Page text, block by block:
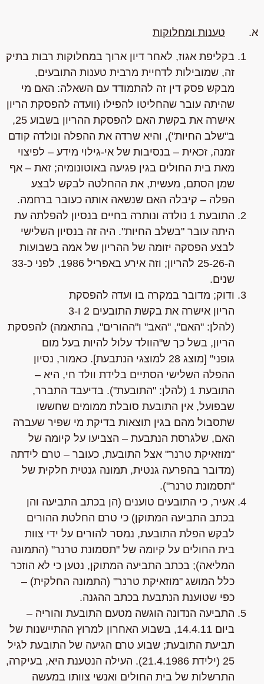
א. טענות ומחלוקות
בקליפת אגוז, לאחר דיון ארוך במחלוקות רבות בתיק
זה, שמובילות לדחיית מרבית טענות התובעים,
מבקש פסק דין זה להתמודד עם השאלה: האם מי
שהיתה עובר שהחליטו להפילו(וועדה להפסקת הריון
אישרה את בקשת האם להפסקת ההריון בשבוע 25,
ב"שלב החיות"), והיא שרדה את ההפלה ונולדה קודם
זמנה, זכאית – בנסיבות של אי-גילוי מידע – לפיצוי
מאת בית החולים בגין פגיעה באוטונומיה; זאת – אף
שמן הסתם, מעשית, את ההחלטה לבקש לבצע
הפלה – קיבלה האם שנשאה אותה כעובר ברחמה.
התובעת 1 נולדה ונותרה בחיים בנסיון להפלתה עת
היתה עובר "בשלב החיות".היה זה בנסיון השלישי
לבצע הפסקה יזומה של ההריון של אמה בשבועות
ה-25-26 להריון;
וזה אירע באפריל 1986, לפני כ-33
שנים.
ודוק; מדובר במקרה בו ועדה להפסקת
הריון אישרה
את בקשת התובעים 2 ו-3
(להלן: "האם", "האב"ו"ההורים", בהתאמה) להפסקת
הריון, בשל כך ש"הוולד עלול להיות בעל מום
גופני"
[מוצג 28 למוצגי הנתבעת]. כאמור, נסיון
ההפלה השלישי הסתיים בלידת וולד חי, היא –
התובעת 1 (להלן:
"התובעת"). בדיעבד התברר,
שבפועל, אין התובעת סובלת ממומים שחששו
שתסבול מהם בגין תוצאות בדיקת מי שפיר שעברה
האם, שלגרסת הנתבעת – הצביעו על קיומה של
"מוזאיקת טרנר" אצל התובעת, כעובר – טרם לידתה
(מדובר בהפרעה גנטית, תמונה גנטית חלקית של
"תסמונת טרנר").
אעיר, כי התובעים טוענים (הן בכתב התביעה והן
בכתב התביעה המתוקן) כי טרם החלטת ההורים
לבקש הפלת התובעת, נמסר להורים על ידי צוות
בית החולים על קיומה של "תסמונת טרנר" (התמונה
המליאה); בכתב התביעה המתוקן, נטען כי לא הוזכר
כלל המושג "מוזאיקת טרנר" (התמונה החלקית) –
כפי שטוענת הנתבעת בכתב ההגנה.
התביעה הנדונה הוגשה מטעם התובעת והוריה –
ביום 14.4.11,
בשבוע האחרון למרוץ ההתיישנות של
תביעת התובעת; שבוע טרם הגיעה של התובעת לגיל
25 (ילידת 21.4.1986). העילה הנטענת היא, בעיקרה,
התרשלות של בית החולים ואנשי צוותו במעשה